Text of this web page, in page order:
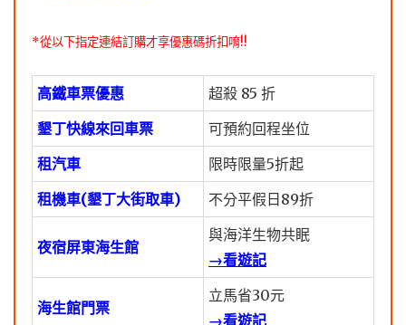
*從以下指定連結訂購才享優惠碼折扣唷!!
高鐵車票優惠 超殺 85 折
墾丁快線來回車票
可預約回程坐位
租汽車
限時限量5折起
租機車(墾丁大街取車)
不分平假日89折
夜宿屏東海生館
與海洋生物共眠
→看遊記
海生館門票
立馬省30元
→看遊記